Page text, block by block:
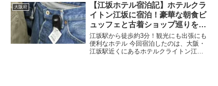
見つけたのが、年末年始も空いてて1人で
も食べれる定食屋...
大阪府
【江坂ホテル宿泊記】ホテルクラ
イトン江坂に宿泊！豪華な朝食ビ
ュッフェと古着ショップ巡りを満
喫
江坂駅から徒歩約3分！観光にも出張にも
便利なホテル 今回宿泊したのは、大阪・
江坂駅近くにあるホテルクライトン江